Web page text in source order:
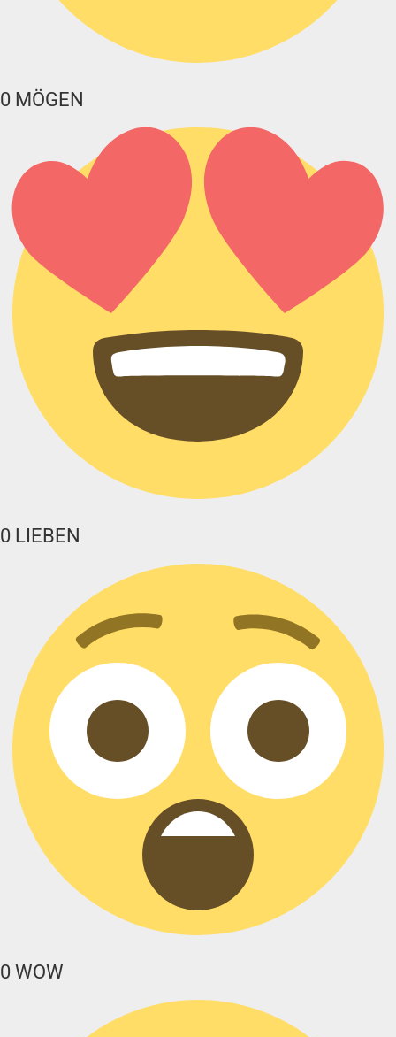
0 MÖGEN
0 LIEBEN
0 WOW